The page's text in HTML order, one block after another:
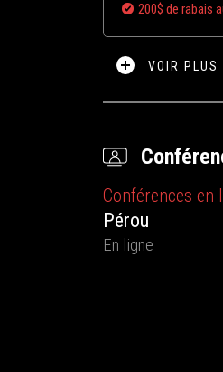
200$ de rabais
VOIR PLUS
Conférences en
Pérou
En ligne